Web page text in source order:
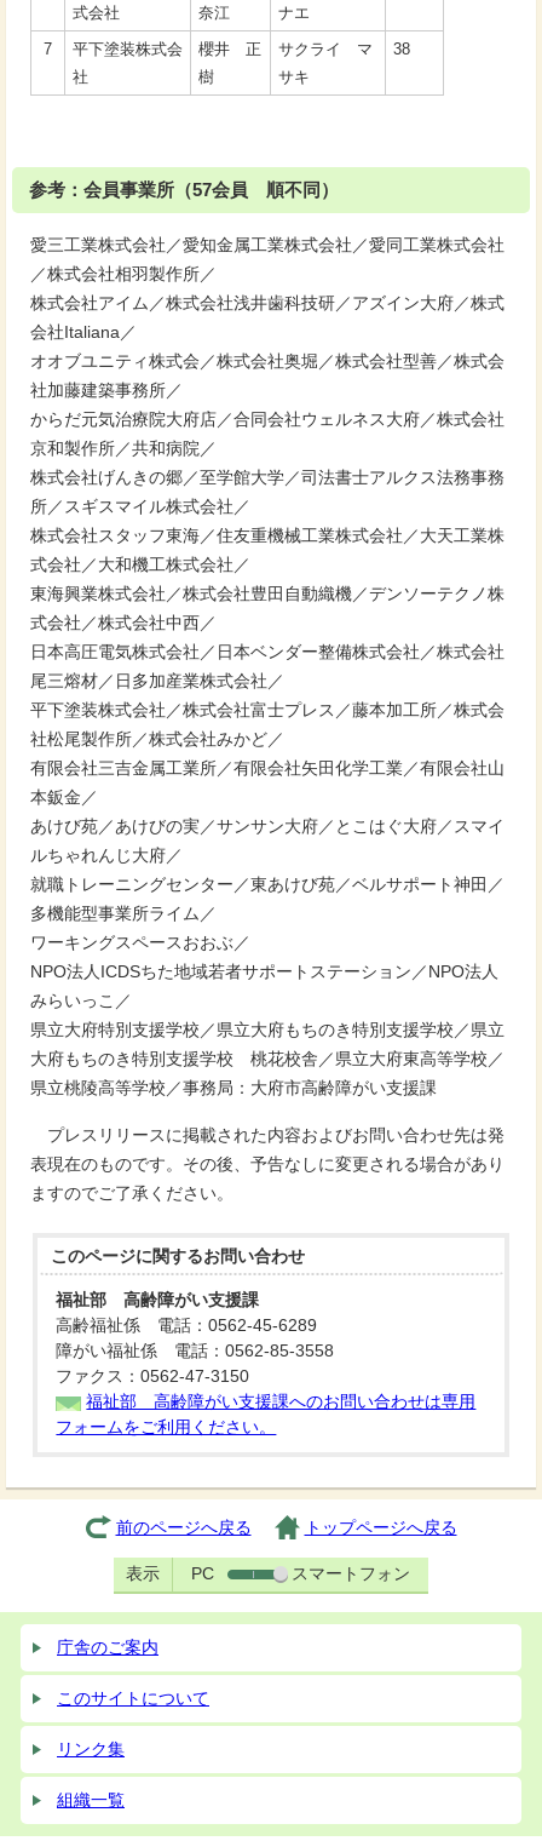
式会社
奈江
ナエ
7
平下塗装株式会
社
櫻井 正
樹
サクライ マ
サキ
38
参考：会員事業所（57会員 順不同）
愛三工業株式会社／愛知金属工業株式会社／愛同工業株式会社
／株式会社相羽製作所／
株式会社アイム／株式会社浅井歯科技研／アズイン大府／株式
会社Italiana／
オオブユニティ株式会／株式会社奥堀／株式会社型善／株式会
社加藤建築事務所／
からだ元気治療院大府店／合同会社ウェルネス大府／株式会社
京和製作所／共和病院／
株式会社げんきの郷／至学館大学／司法書士アルクス法務事務
所／スギスマイル株式会社／
株式会社スタッフ東海／住友重機械工業株式会社／大天工業株
式会社／大和機工株式会社／
東海興業株式会社／株式会社豊田自動織機／デンソーテクノ株
式会社／株式会社中西／
日本高圧電気株式会社／日本ベンダー整備株式会社／株式会社
尾三熔材／日多加産業株式会社／
平下塗装株式会社／株式会社富士プレス／藤本加工所／株式会
社松尾製作所／株式会社みかど／
有限会社三吉金属工業所／有限会社矢田化学工業／有限会社山
本鈑金／
あけび苑／あけびの実／サンサン大府／とこはぐ大府／スマイ
ルちゃれんじ大府／
就職トレーニングセンター／東あけび苑／ベルサポート神田／
多機能型事業所ライム／
ワーキングスペースおおぶ／
NPO法人ICDSちた地域若者サポートステーション／NPO法人
みらいっこ／
県立大府特別支援学校／県立大府もちのき特別支援学校／県立
大府もちのき特別支援学校 桃花校舎／県立大府東高等学校／
県立桃陵高等学校／事務局：大府市高齢障がい支援課
プレスリリースに掲載された内容およびお問い合わせ先は発
表現在のものです。その後、予告なしに変更される場合があり
ますのでご了承ください。
このページに関するお問い合わせ
福祉部 高齢障がい支援課
高齢福祉係 電話：0562-45-6289
障がい福祉係 電話：0562-85-3558
ファクス：0562-47-3150
福祉部 高齢障がい支援課へのお問い合わせは専用
フォームをご利用ください。
前のページへ戻る トップページへ戻る
表示 PC スマートフォン
庁舎のご案内
このサイトについて
リンク集
組織一覧